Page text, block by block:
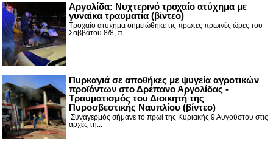
Αργολίδα: Νυχτερινό τροχαίο ατύχημα με
γυναίκα τραυματία (βίντεο)
Τροχαίο ατυχημα σημειώθηκε τις πρώτες πρωινές ώρες του
Σαββάτου 8/8, π...
Πυρκαγιά σε αποθήκες με ψυγεία αγροτικών
προϊόντων στο Δρέπανο Αργολίδας -
Τραυματισμός του Διοικητή της
Πυροσβεστικής Ναυπλίου (βίντεο)
Συναγερμός σήμανε το πρωί της Κυριακής 9 Αυγούστου στις
αρχές τη...